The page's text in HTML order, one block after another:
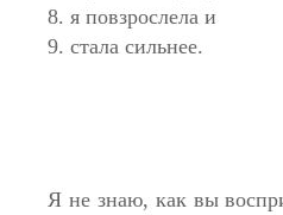
8. я повзрослела и
9. стала сильнее.
Я не знаю, как вы